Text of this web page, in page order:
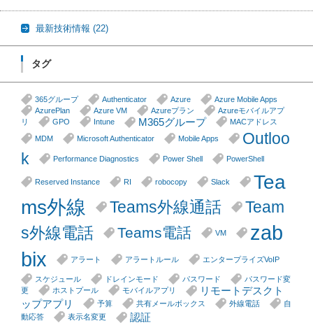
最新技術情報 (22)
タグ
365グループ Authenticator Azure
Azure Mobile Apps
AzurePlan
Azure VM Azureプラン
Azureモバイルアプ
リ
GPO Intune M365グループ
MACアドレス
MDM
Microsoft Authenticator Mobile Apps
Outloo
k
Performance Diagnostics Power Shell PowerShell
Reserved Instance RI robocopy Slack
Tea
ms外線
Teams外線通話
Team
s外線電話
Teams電話 VM
zab
bix
アラート アラートルール エンタープライズVoIP
スケジュール ドレインモード パスワード
パスワード変
更
ホストプール モバイルアプリ
リモートデスクト
ップアプリ
予算 共有メールボックス 外線電話
自
動応答
表示名変更 認証